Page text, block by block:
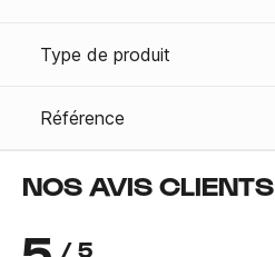
Type de produit
Référence
NOS AVIS CLIENTS
/ 5